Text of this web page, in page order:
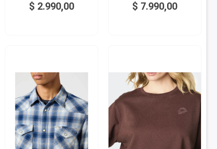
$ 2.990,00 $ 7.990,00